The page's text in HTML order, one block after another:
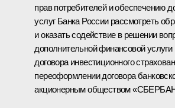
прав потребителей и обеспечению
услуг Банка России рассмотреть
и оказать содействие в решении
дополнительной финансовой
договора инвестиционного
переоформлении договора
акционерным обществом